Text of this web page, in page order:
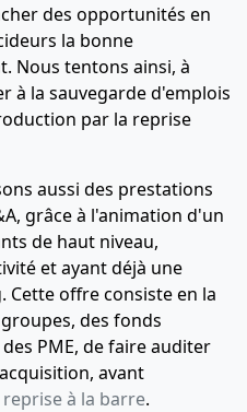
des opportunités en
la bonne
Nous tentons ainsi, à
à la sauvegarde d'emplois
par la reprise
aussi des prestations
grâce à l'animation d'un
de haut niveau,
et ayant déjà une
offre consiste en la
des fonds
PME, de faire auditer
avant
à la barre.